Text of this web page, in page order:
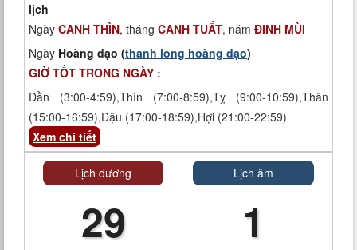
lịch
Ngày CANH THÌN, tháng CANH TUẤT, năm ĐINH MÙI
Ngày Hoàng đạo (thanh long hoàng đạo)
GIỜ TỐT TRONG NGÀY :
Dần (3:00-4:59),Thìn (7:00-8:59),Tỵ (9:00-10:59),Thân
(15:00-16:59),Dậu (17:00-18:59),Hợi (21:00-22:59)
Xem chi tiết
Lịch dương
29
Lịch âm
1